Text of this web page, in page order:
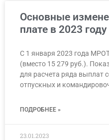
Основные
плате в 2023 году
С 1 января 2023 года
(вместо 15 279 руб.).
для расчета ряда выплат
отпускных и
ПОДРОБНЕЕ »
23.01.2023